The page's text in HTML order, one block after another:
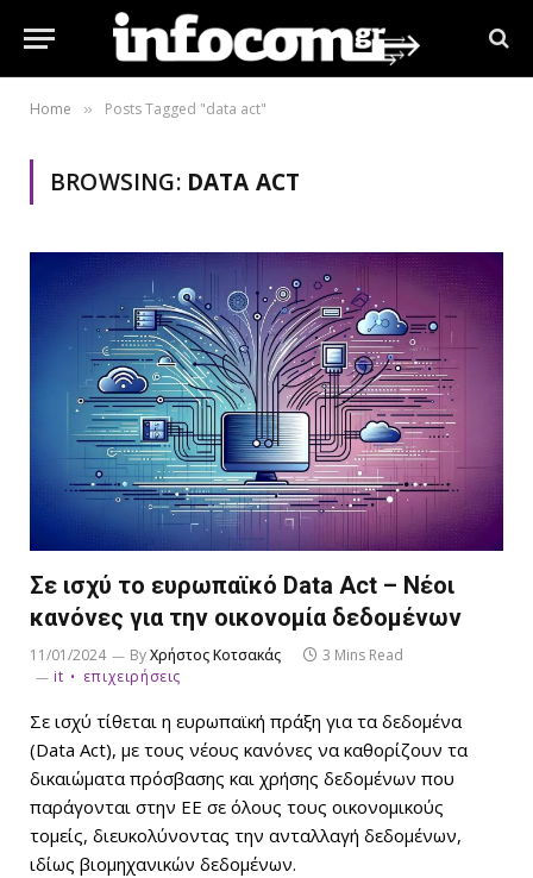
Home » Posts Tagged "data act"
BROWSING: DATA ACT
Σε ισχύ το ευρωπαϊκό Data Act – Νέοι
κανόνες για την οικονομία δεδομένων
11/01/2024 ByΧρήστος Κοτσακάς
3 Mins Read
it
επιχειρήσεις
Σε ισχύ τίθεται η ευρωπαϊκή πράξη για τα δεδομένα
(Data Act), με τους νέους κανόνες να καθορίζουν τα
δικαιώματα πρόσβασης και χρήσης δεδομένων που
παράγονται στην ΕΕ σε όλους τους οικονομικούς
τομείς, διευκολύνοντας την ανταλλαγή δεδομένων,
ιδίως βιομηχανικών δεδομένων.